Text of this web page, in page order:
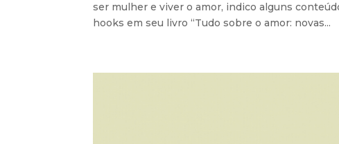
ser mulher e viver o amor, indico alguns
hooks em seu livro “Tudo sobre o amor: novas...